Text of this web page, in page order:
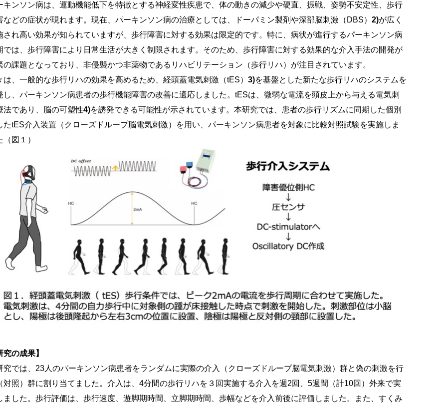
キンソン病は、運動機能低下を特徴とする神経変性疾患で、体の動きの減少や硬直、振戦、姿勢不安定性、歩行
などの症状が現れます。現在、パーキンソン病の治療としては、ドーパミン製剤や深部脳刺激（DBS）2)が広く
され高い効果が知られていますが、歩行障害に対する効果は限定的です。特に、病状が進行するパーキンソン病
では、歩行障害により日常生活が大きく制限されます。そのため、歩行障害に対する効果的な介入手法の開発が
の課題となっており、非侵襲かつ非薬物であるリハビリテーション（歩行リハ）が注目されています。
は、一般的な歩行リハの効果を高めるため、経頭蓋電気刺激（tES）3)を基盤とした新たな歩行リハのシステムを
し、パーキンソン病患者の歩行機能障害の改善に適応しました。tESは、微弱な電流を頭皮上から与える電気刺
法であり、脳の可塑性4)を誘発できる可能性が示されています。本研究では、患者の歩行リズムに同期した個別
たtES介入装置（クローズドループ脳電気刺激）を用い、パーキンソン病患者を対象に比較対照試験を実施しま
（図１）
究の成果】
究では、23人のパーキンソン病患者をランダムに実際の介入（クローズドループ脳電気刺激）群と偽の刺激を行
対照）群に割り当てました。介入は、4分間の歩行リハを３回実施する介入を週2回、5週間（計10回）外来で実
ました。歩行評価は、歩行速度、遊脚期時間、立脚期時間、歩幅などを介入前後に評価しました。また、すくみ